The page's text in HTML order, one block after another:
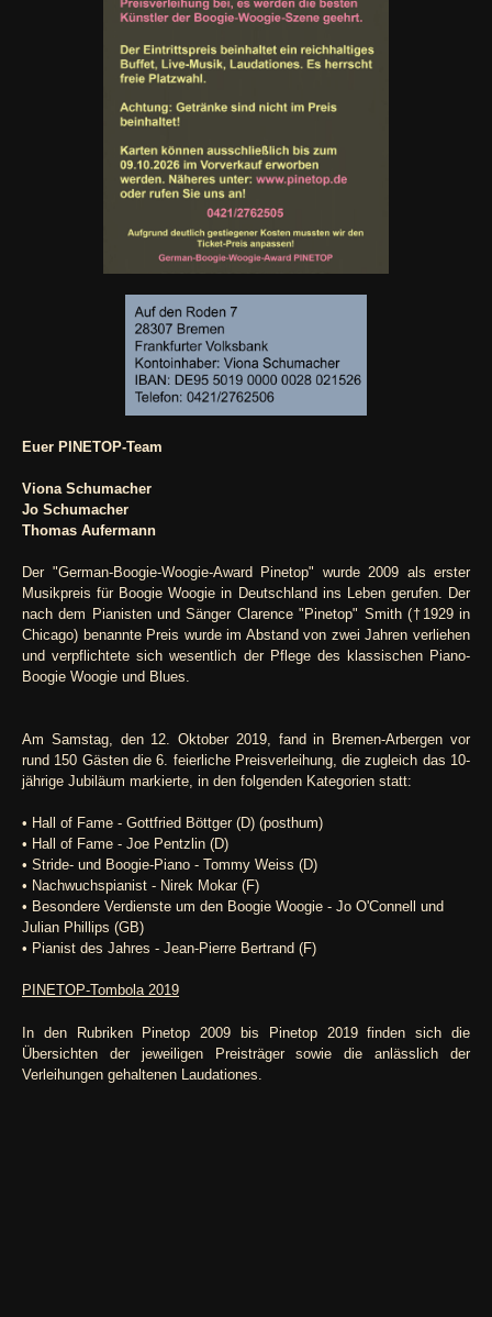
Euer PINETOP-Team
Viona Schumacher
Jo Schumacher
Thomas Aufermann
Der "German-Boogie-Woogie-Award Pinetop" wurde 2009 als erster
Musikpreis für Boogie Woogie in Deutschland ins Leben gerufen. Der
nach dem Pianisten und Sänger Clarence "Pinetop" Smith (†1929 in
Chicago) benannte Preis wurde im Abstand von zwei Jahren verliehen
und verpflichtete sich wesentlich der Pflege des klassischen Piano-
Boogie Woogie und Blues.
Am Samstag, den 12. Oktober 2019, fand in Bremen-Arbergen vor
rund 150 Gästen die 6. feierliche Preisverleihung, die zugleich das 10-
jährige Jubiläum markierte, in den folgenden Kategorien statt:
• Hall of Fame - Gottfried Böttger (D) (posthum)
• Hall of Fame - Joe Pentzlin (D)
• Stride- und Boogie-Piano - Tommy Weiss (D)
• Nachwuchspianist - Nirek Mokar (F)
• Besondere Verdienste um den Boogie Woogie - Jo O'Connell und
Julian Phillips (GB)
• Pianist des Jahres - Jean-Pierre Bertrand (F)
PINETOP-Tombola 2019
In den Rubriken Pinetop 2009 bis Pinetop 2019 finden sich die
Übersichten der jeweiligen Preisträger sowie die anlässlich der
Verleihungen gehaltenen Laudationes.